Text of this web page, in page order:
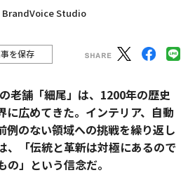
BrandVoice Studio
を保存
老舗「細尾」は、1200年の歴史
に広めてきた。インテリア、自動
例のない領域への挑戦を繰り返し
、「伝統と革新は対極にあるので
」という信念だ。